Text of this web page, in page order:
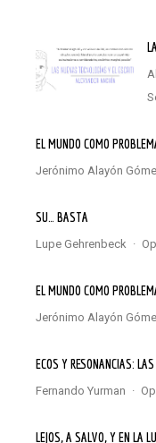
EL MUNDO COMO
Jerónimo Alayón
SU… BASTA
Lupe Gehrenbeck ·
EL MUNDO COMO
Jerónimo Alayón
ECOS Y RESONANCIAS:
Fernando Yurman ·
LEJOS, A SALVO, Y EN LA